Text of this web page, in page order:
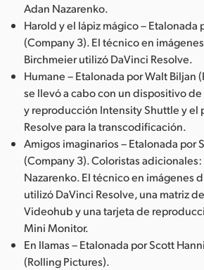
Adan Nazarenko.
Harold y el lápiz mágico – Etalonada
(Company 3). El técnico en
Birchmeier utilizó DaVinci Resolve.
Humane – Etalonada por Walt Biljan
se llevó a cabo con un dispositivo de
y reproducción Intensity Shuttle y el
Resolve para la transcodificación.
Amigos imaginarios – Etalonada por
(Company 3). Coloristas
Nazarenko. El técnico en imágenes
utilizó DaVinci Resolve, una matriz
Videohub y una tarjeta de
Mini Monitor.
En llamas – Etalonada por Scott
(Rolling Pictures).